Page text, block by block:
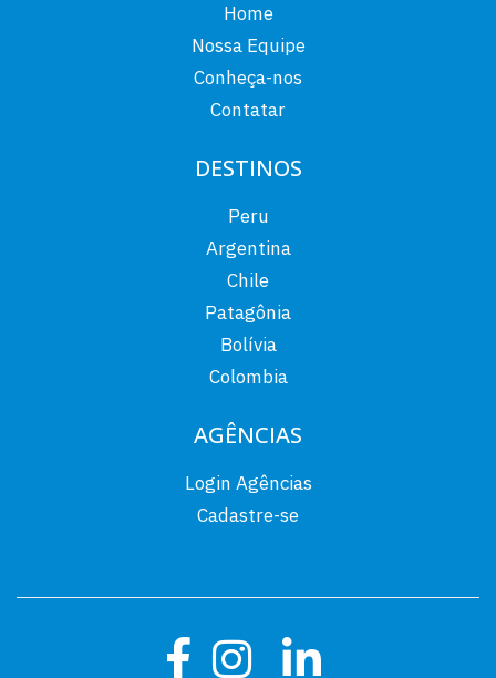
Home
Nossa Equipe
Conheça-nos
Contatar
DESTINOS
Peru
Argentina
Chile
Patagônia
Bolívia
Colombia
AGÊNCIAS
Login Agências
Cadastre-se